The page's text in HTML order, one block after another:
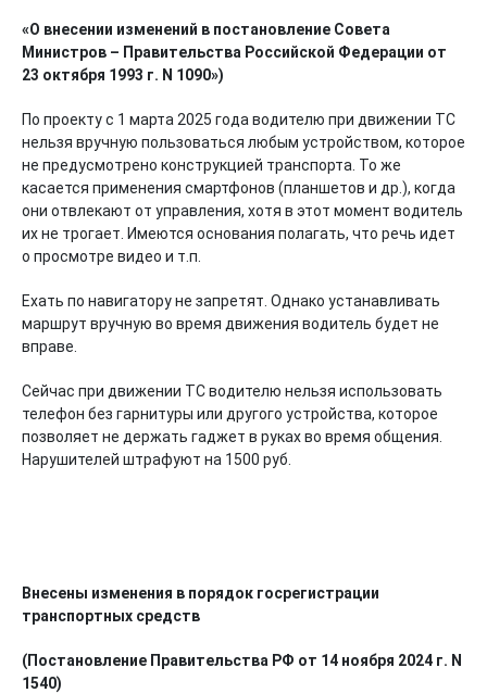
«О внесении изменений в постановление Совета
Министров – Правительства Российской Федерации от
23 октября 1993 г. N 1090»)
По проекту с 1 марта 2025 года водителю при движении ТС
нельзя вручную пользоваться любым устройством, которое
не предусмотрено конструкцией транспорта. То же
касается применения смартфонов (планшетов и др.), когда
они отвлекают от управления, хотя в этот момент водитель
их не трогает. Имеются основания полагать, что речь идет
о просмотре видео и т.п.
Ехать по навигатору не запретят. Однако устанавливать
маршрут вручную во время движения водитель будет не
вправе.
Сейчас при движении ТС водителю нельзя использовать
телефон без гарнитуры или другого устройства, которое
позволяет не держать гаджет в руках во время общения.
Нарушителей штрафуют на 1500 руб.
Внесены изменения в порядок госрегистрации
транспортных средств
(Постановление Правительства РФ от 14 ноября 2024 г. N
1540)